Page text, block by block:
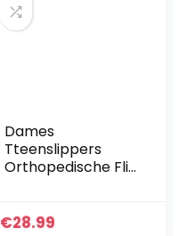
Dames
Tteenslippers
Orthopedische Flip
Comfortabele
€28.99